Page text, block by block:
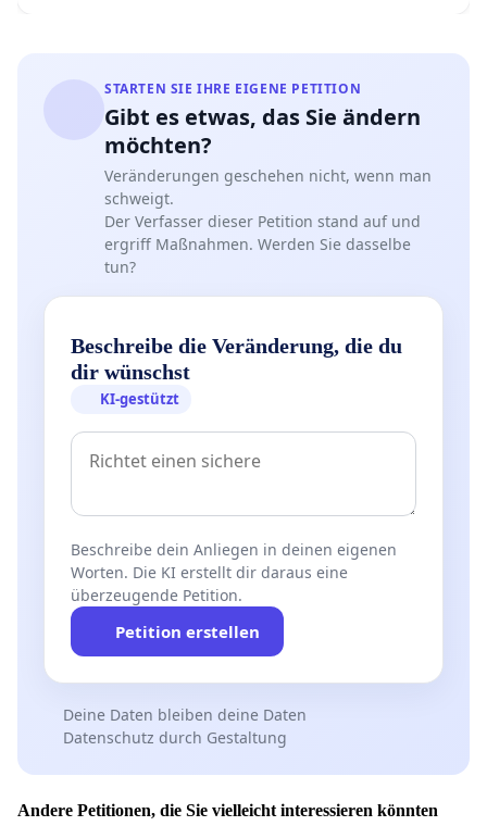
STARTEN SIE IHRE EIGENE PETITION
Gibt es etwas, das Sie ändern
möchten?
Veränderungen geschehen nicht, wenn man
schweigt.
Der Verfasser dieser Petition stand auf und
ergriff Maßnahmen. Werden Sie dasselbe
tun?
Beschreibe die Veränderung, die du
dir wünschst
KI-gestützt
Beschreibe dein Anliegen in deinen eigenen
Worten. Die KI erstellt dir daraus eine
überzeugende Petition.
Petition erstellen
Deine Daten bleiben deine Daten
Datenschutz durch Gestaltung
Andere Petitionen, die Sie vielleicht interessieren könnten